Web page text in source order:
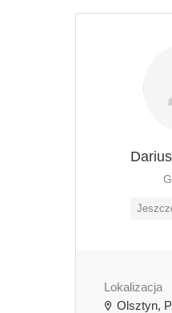
Lokalizacja
Olsztyn,